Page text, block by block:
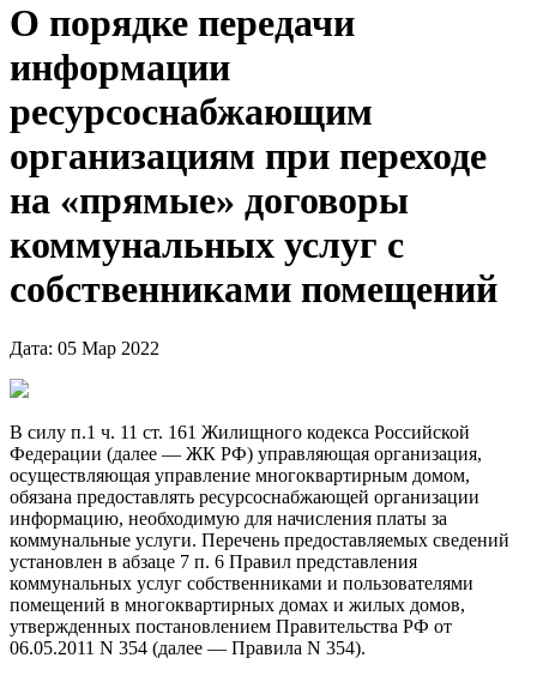
О порядке передачи
информации
ресурсоснабжающим
организациям при переходе
на «прямые» договоры
коммунальных услуг с
собственниками помещений
Дата: 05 Мар 2022
В силу п.1 ч. 11 ст. 161 Жилищного кодекса Российской
Федерации (далее — ЖК РФ) управляющая организация,
осуществляющая управление многоквартирным домом,
обязана предоставлять ресурсоснабжающей организации
информацию, необходимую для начисления платы за
коммунальные услуги. Перечень предоставляемых сведений
установлен в абзаце 7 п. 6 Правил представления
коммунальных услуг собственниками и пользователями
помещений в многоквартирных домах и жилых домов,
утвержденных постановлением Правительства РФ от
06.05.2011 N 354 (далее — Правила N 354).